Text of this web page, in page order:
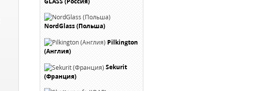
NordGlass (Польша)
Pilkington
(Англия)
Sekurit
(Франция)